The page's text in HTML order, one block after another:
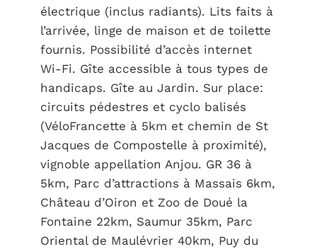
électrique (inclus radiants). Lits faits à
l’arrivée, linge de maison et de toilette
fournis. Possibilité d’accès internet
Wi-Fi. Gîte accessible à tous types de
handicaps. Gîte au Jardin. Sur place:
circuits pédestres et cyclo balisés
(VéloFrancette à 5km et chemin de St
Jacques de Compostelle à proximité),
vignoble appellation Anjou. GR 36 à
5km, Parc d’attractions à Massais 6km,
Château d’Oiron et Zoo de Doué la
Fontaine 22km, Saumur 35km, Parc
Oriental de Maulévrier 40km, Puy du